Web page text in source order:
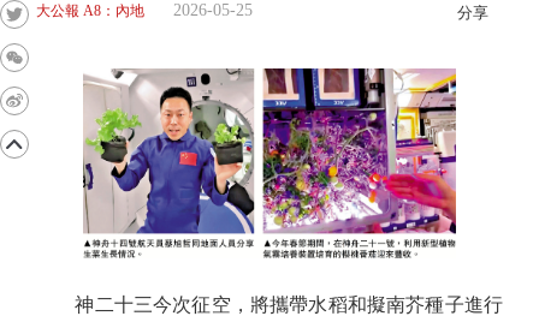
大公報 A8：內地 2026-05-25 分享
神二十三今次征空，將攜帶水稻和擬南芥種子進行